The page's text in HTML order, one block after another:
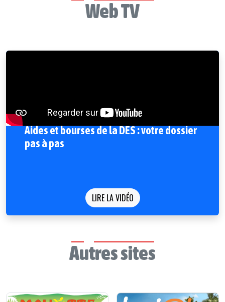
Web TV
Aides et bourses de la DES : votre dossier
pas à pas
LIRE LA VIDÉO
Autres sites